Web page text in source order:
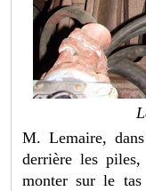
M. Lemaire,
derrière les
monter sur le